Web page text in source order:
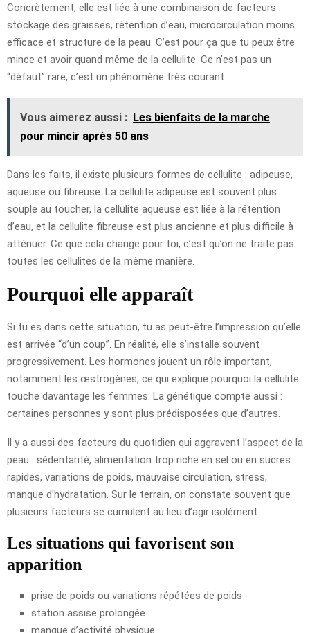
Concrètement, elle est liée à une combinaison de facteurs :
stockage des graisses, rétention d’eau, microcirculation moins
efficace et structure de la peau. C’est pour ça que tu peux être
mince et avoir quand même de la cellulite. Ce n’est pas un
“défaut” rare, c’est un phénomène très courant.
Vous aimerez aussi : Les bienfaits de la marche
pour mincir après 50 ans
Dans les faits, il existe plusieurs formes de cellulite : adipeuse,
aqueuse ou fibreuse. La cellulite adipeuse est souvent plus
souple au toucher, la cellulite aqueuse est liée à la rétention
d’eau, et la cellulite fibreuse est plus ancienne et plus difficile à
atténuer. Ce que cela change pour toi, c’est qu’on ne traite pas
toutes les cellulites de la même manière.
Pourquoi elle apparaît
Si tu es dans cette situation, tu as peut-être l’impression qu’elle
est arrivée “d’un coup”. En réalité, elle s’installe souvent
progressivement. Les hormones jouent un rôle important,
notamment les œstrogènes, ce qui explique pourquoi la cellulite
touche davantage les femmes. La génétique compte aussi :
certaines personnes y sont plus prédisposées que d’autres.
Il y a aussi des facteurs du quotidien qui aggravent l’aspect de la
peau : sédentarité, alimentation trop riche en sel ou en sucres
rapides, variations de poids, mauvaise circulation, stress,
manque d’hydratation. Sur le terrain, on constate souvent que
plusieurs facteurs se cumulent au lieu d’agir isolément.
Les situations qui favorisent son
apparition
prise de poids ou variations répétées de poids
station assise prolongée
manque d’activité physique